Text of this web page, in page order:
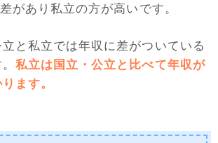
があり私立の方が高いです。
と私立では年収に差がついている
。私立は国立・公立と比べて年収が
ます。